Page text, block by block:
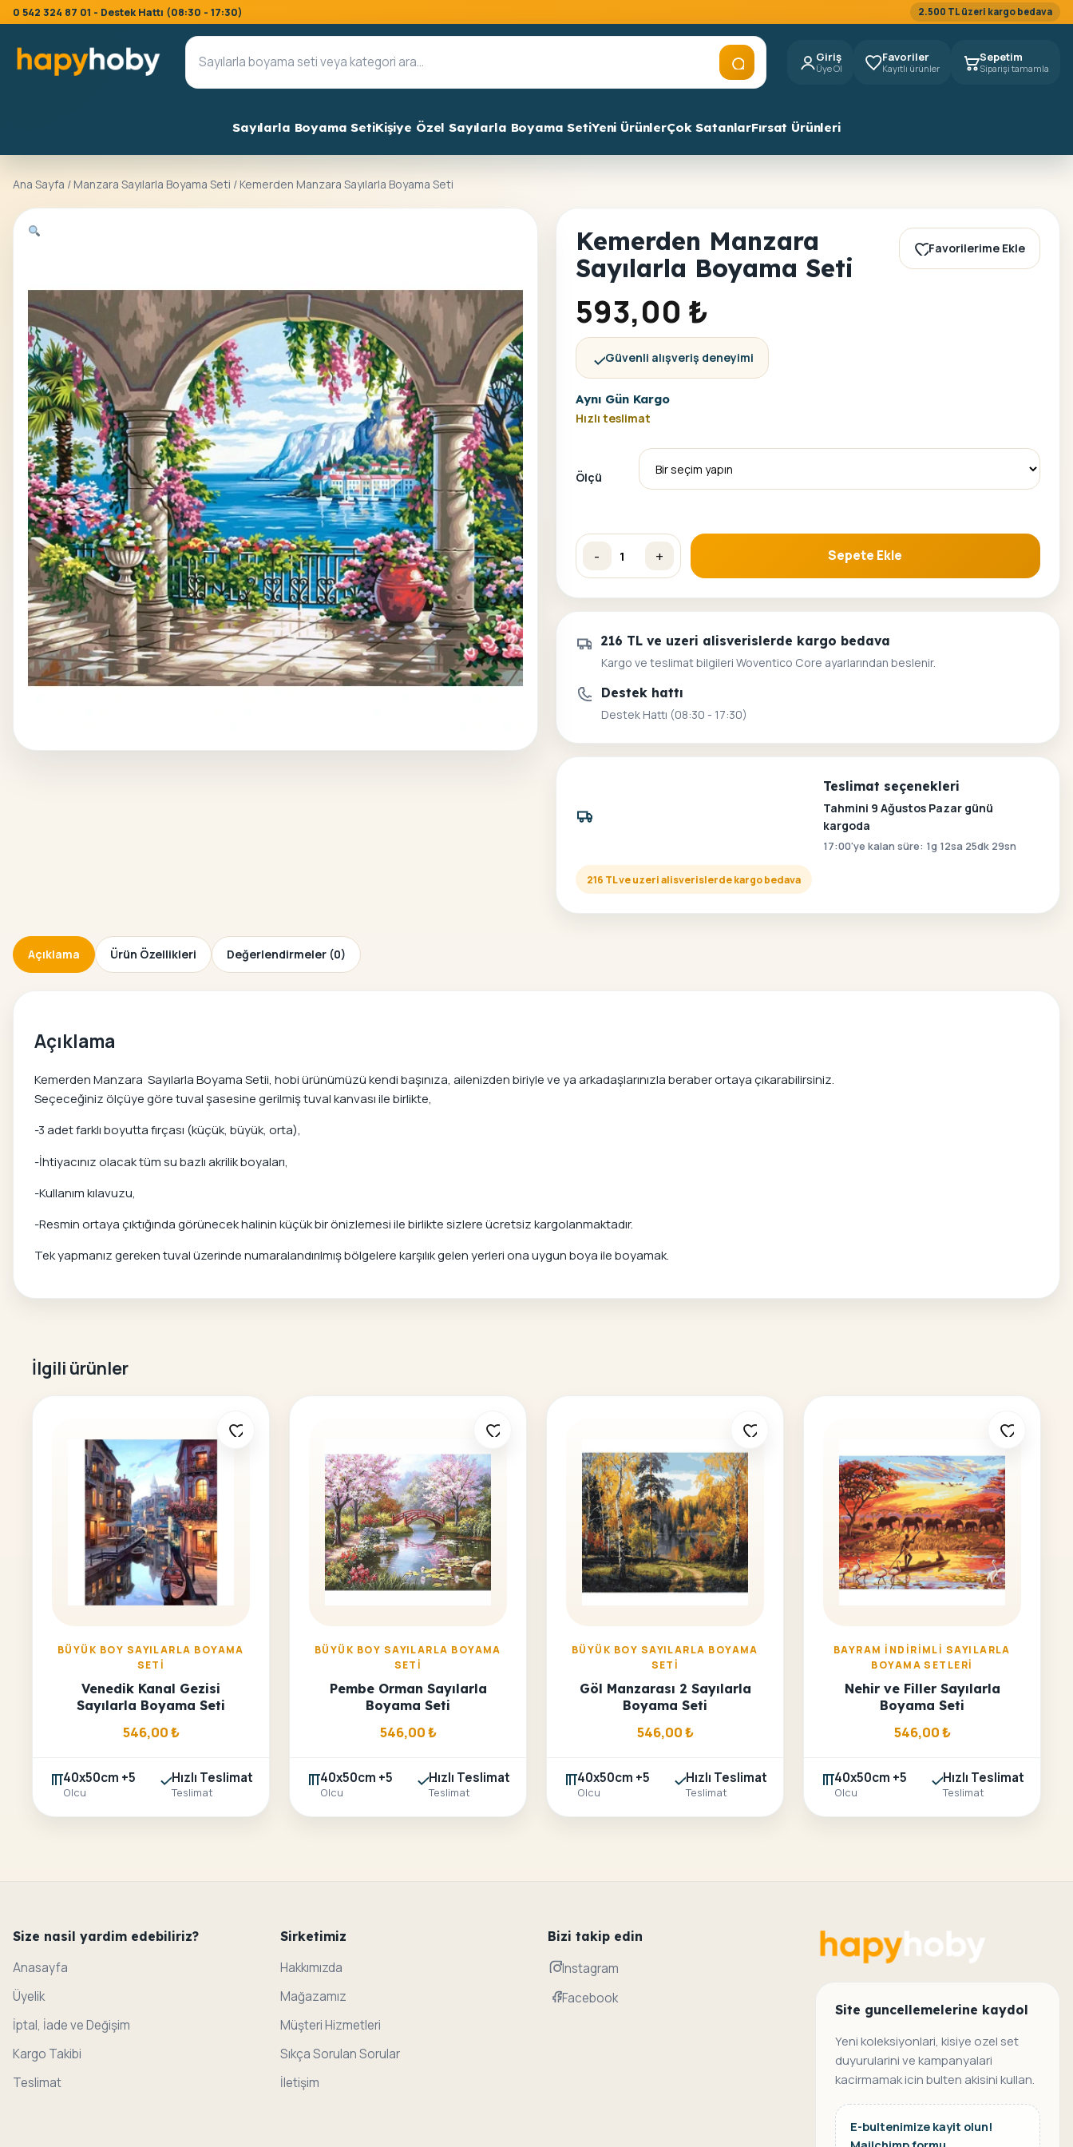
0 542 324 87 01 - Destek Hattı (08:30 - 17:30) 2.500 TL üzeri kargo bedava
Giriş
Üye Ol
Favoriler
Kayıtlı ürünler
Sepetim
Siparişi tamamla
Sayılarla Boyama SetiKişiye Özel Sayılarla Boyama SetiYeni ÜrünlerÇok SatanlarFırsat Ürünleri
Ana Sayfa / Manzara Sayılarla Boyama Seti / Kemerden Manzara Sayılarla Boyama Seti
Kemerden Manzara
Sayılarla Boyama Seti
Favorilerime Ekle
593,00 ₺
Güvenli alışveriş deneyimi
Aynı Gün Kargo
Hızlı teslimat
Ölçü
-
Kemerden Manzara Sayılarla Boyama Seti adet
+ Sepete Ekle
216 TL ve uzeri alisverislerde kargo bedava
Kargo ve teslimat bilgileri Woventico Core ayarlarından beslenir.
Destek hattı
Destek Hattı (08:30 - 17:30)
Teslimat seçenekleri
Tahmini 9 Ağustos Pazar günü
kargoda
17:00'ye kalan süre: 1g 12sa 25dk 28sn
216 TL ve uzeri alisverislerde kargo bedava
Açıklama Ürün Özellikleri Değerlendirmeler (0)
Açıklama
Kemerden Manzara Sayılarla Boyama Setii, hobi ürünümüzü kendi başınıza, ailenizden biriyle ve ya arkadaşlarınızla beraber ortaya çıkarabilirsiniz.
Seçeceğiniz ölçüye göre tuval şasesine gerilmiş tuval kanvası ile birlikte,
-3 adet farklı boyutta fırçası (küçük, büyük, orta),
-İhtiyacınız olacak tüm su bazlı akrilik boyaları,
-Kullanım kılavuzu,
-Resmin ortaya çıktığında görünecek halinin küçük bir önizlemesi ile birlikte sizlere ücretsiz kargolanmaktadır.
Tek yapmanız gereken tuval üzerinde numaralandırılmış bölgelere karşılık gelen yerleri ona uygun boya ile boyamak.
İlgili ürünler
BÜYÜK BOY SAYILARLA BOYAMA
SETI
Venedik Kanal Gezisi
Sayılarla Boyama Seti
546,00₺
40x50cm +5
Olcu
Hızlı Teslimat
Teslimat
BÜYÜK BOY SAYILARLA BOYAMA
SETI
Pembe Orman Sayılarla
Boyama Seti
546,00₺
40x50cm +5
Olcu
Hızlı Teslimat
Teslimat
BÜYÜK BOY SAYILARLA BOYAMA
SETI
Göl Manzarası 2 Sayılarla
Boyama Seti
546,00₺
40x50cm +5
Olcu
Hızlı Teslimat
Teslimat
BAYRAM İNDIRIMLI SAYILARLA
BOYAMA SETLERI
Nehir ve Filler Sayılarla
Boyama Seti
546,00₺
40x50cm +5
Olcu
Hızlı Teslimat
Teslimat
Size nasil yardim edebiliriz?
Anasayfa
Üyelik
İptal, İade ve Değişim
Kargo Takibi
Teslimat
Sirketimiz
Hakkımızda
Mağazamız
Müşteri Hizmetleri
Sıkça Sorulan Sorular
İletişim
Bizi takip edin
Instagram
Facebook
Site guncellemelerine kaydol
Yeni koleksiyonlari, kisiye ozel set
duyurularini ve kampanyalari
kacirmamak icin bulten akisini kullan.
E-bultenimize kayit olun!